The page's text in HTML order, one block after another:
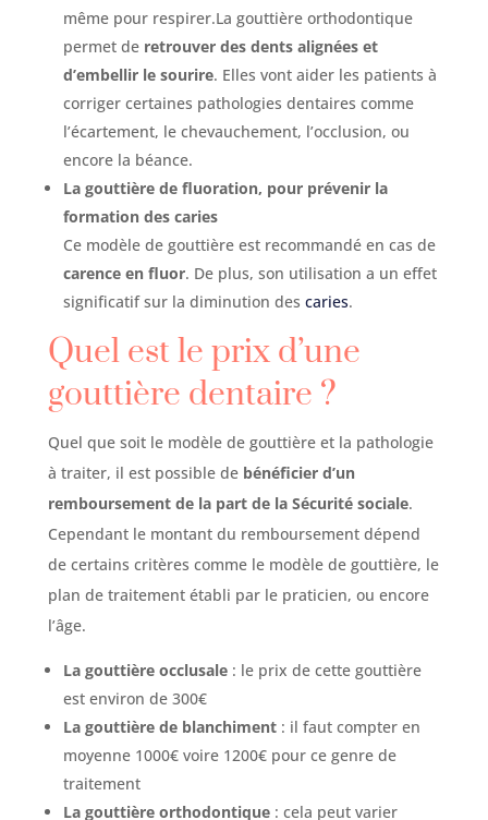
même pour respirer.La gouttière orthodontique
permet deretrouver des dents alignées et
d’embellir le sourire. Elles vont aider les patients à
corriger certaines pathologies dentaires comme
l’écartement, le chevauchement, l’occlusion, ou
encore la béance.
La gouttière de fluoration, pour prévenir la
formation des caries
Ce modèle de gouttière est recommandé en cas de
carence en fluor. De plus, son utilisation a un effet
significatif sur la diminution des caries.
Quel est le prix d’une
gouttière dentaire ?
Quel que soit le modèle de gouttière et la pathologie
à traiter, il est possible de bénéficier d’un
remboursement de la part de la Sécurité sociale.
Cependant le montant du remboursement dépend
de certains critères comme le modèle de gouttière, le
plan de traitement établi par le praticien, ou encore
l’âge.
La gouttière occlusale: le prix de cette gouttière
est environ de 300€
La gouttière de blanchiment: il faut compter en
moyenne 1000€ voire 1200€ pour ce genre de
traitement
La gouttière orthodontique: cela peut varier